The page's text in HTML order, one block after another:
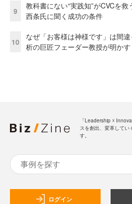
9
教科書にない“実践知”がCVCを
西条氏に聞く成功の条件
10
なぜ「お客様は神様です」は間
析の巨匠フェーダー教授が明か
「Leadership ☓
スを創出、変革してい
す。
ログイン